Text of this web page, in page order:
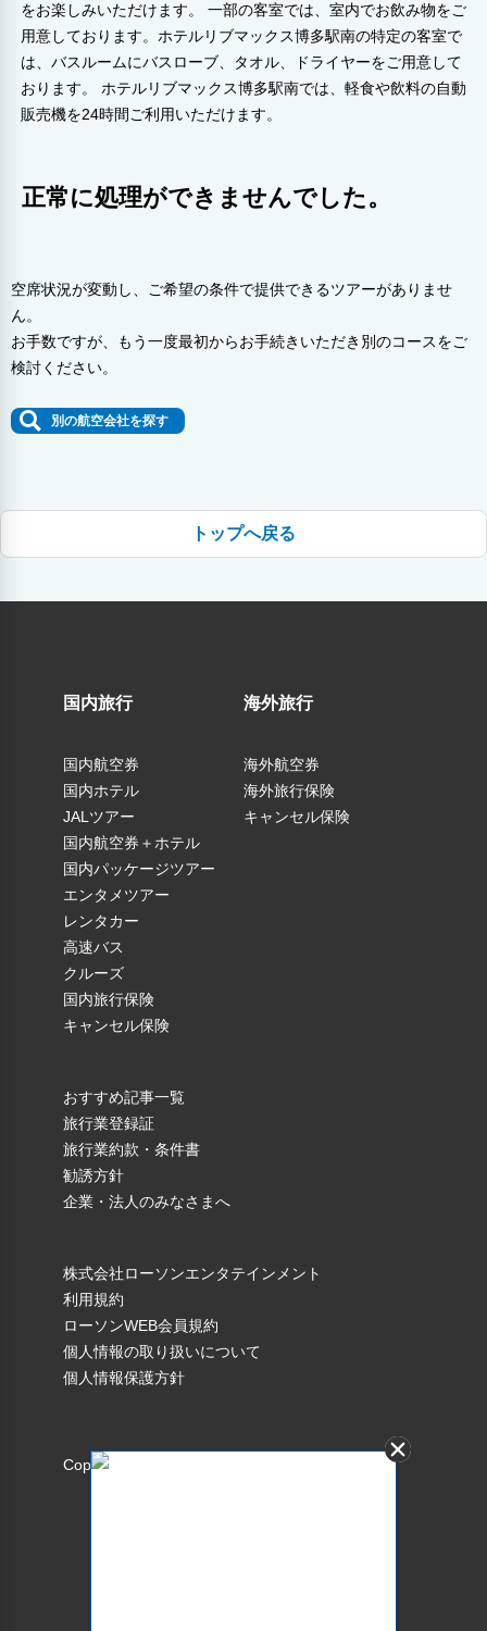
をお楽しみいただけます。 一部の客室では、室内でお飲み物をご
用意しております。ホテルリブマックス博多駅南の特定の客室で
は、バスルームにバスローブ、タオル、ドライヤーをご用意して
おります。 ホテルリブマックス博多駅南では、軽食や飲料の自動
販売機を24時間ご利用いただけます。
正常に処理ができませんでした。
空席状況が変動し、ご希望の条件で提供できるツアーがありませ
ん。
お手数ですが、もう一度最初からお手続きいただき別のコースをご
検討ください。
別の航空会社を探す
トップへ戻る
国内旅行
国内航空券
国内ホテル
JALツアー
国内航空券＋ホテル
国内パッケージツアー
エンタメツアー
レンタカー
高速バス
クルーズ
国内旅行保険
キャンセル保険
海外旅行
海外航空券
海外旅行保険
キャンセル保険
おすすめ記事一覧
旅行業登録証
旅行業約款・条件書
勧誘方針
企業・法人のみなさまへ
株式会社ローソンエンタテインメント
利用規約
ローソンWEB会員規約
個人情報の取り扱いについて
個人情報保護方針
Copyright © 1998 Lawson Entertainment, Inc.